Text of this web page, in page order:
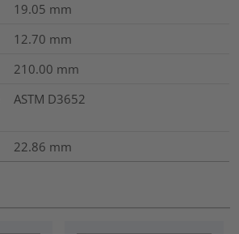
19.05 mm
12.70 mm
210.00 mm
ASTM D3652
22.86 mm